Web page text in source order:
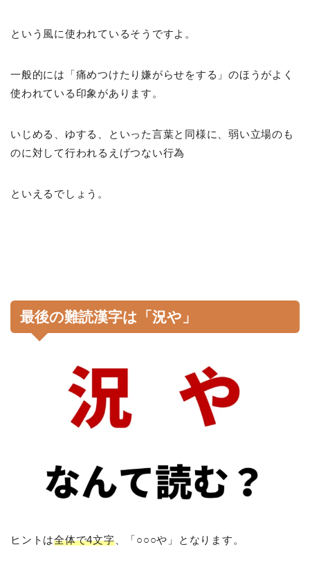
という風に使われているそうですよ。
一般的には「痛めつけたり嫌がらせをする」のほうがよく
使われている印象があります。
いじめる、ゆする、といった言葉と同様に、弱い立場のも
のに対して行われるえげつない行為
といえるでしょう。
最後の難読漢字は「況や」
ヒントは全体で4文字、「○○○や」となります。